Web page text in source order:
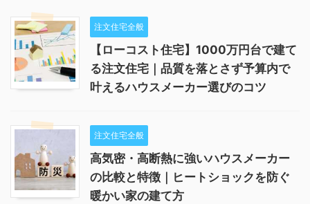
注文住宅全般
【ローコスト住宅】1000万円台で建て
る注文住宅｜品質を落とさず予算内で
叶えるハウスメーカー選びのコツ
注文住宅全般
高気密・高断熱に強いハウスメーカー
の比較と特徴｜ヒートショックを防ぐ
暖かい家の建て方